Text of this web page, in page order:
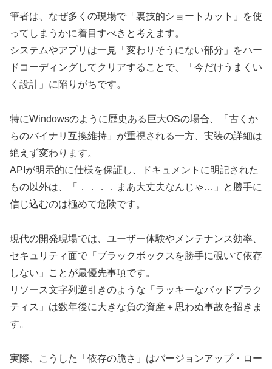
筆者は、なぜ多くの現場で「裏技的ショートカット」を使
ってしまうかに着目すべきと考えます。
システムやアプリは一見「変わりそうにない部分」をハー
ドコーディングしてクリアすることで、「今だけうまくい
く設計」に陥りがちです。
特にWindowsのように歴史ある巨大OSの場合、「古くか
らのバイナリ互換維持」が重視される一方、実装の詳細は
絶えず変わります。
APIが明示的に仕様を保証し、ドキュメントに明記された
もの以外は、「．．．．まあ大丈夫なんじゃ…」と勝手に
信じ込むのは極めて危険です。
現代の開発現場では、ユーザー体験やメンテナンス効率、
セキュリティ面で「ブラックボックスを勝手に覗いて依存
しない」ことが最優先事項です。
リソース文字列逆引きのような「ラッキーなバッドプラク
ティス」は数年後に大きな負の資産＋思わぬ事故を招きま
す。
実際、こうした「依存の脆さ」はバージョンアップ・ロー